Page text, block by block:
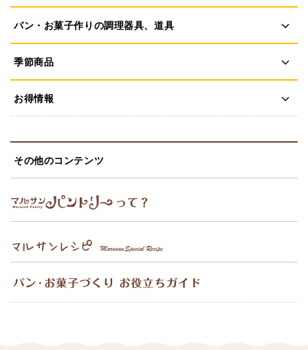
パン・お菓子作りの調理器具、道具
季節商品
お得情報
その他のコンテンツ